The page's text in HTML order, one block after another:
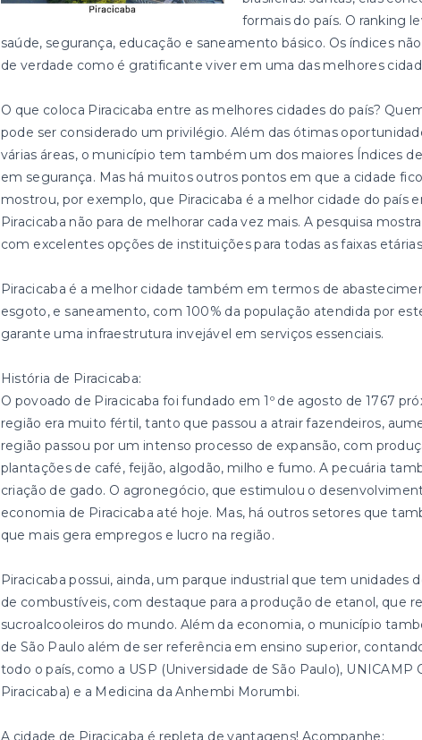
formais do país. O ranking
saúde, segurança, educação e saneamento básico. Os índices
de verdade como é gratificante viver em uma das melhores
O que coloca Piracicaba entre as melhores cidades do país?
pode ser considerado um privilégio. Além das ótimas
várias áreas, o município tem também um dos maiores Índices
em segurança. Mas há muitos outros pontos em que a cidade
mostrou, por exemplo, que Piracicaba é a melhor cidade do país
Piracicaba não para de melhorar cada vez mais. A pesquisa
com excelentes opções de instituições para todas as faixas
Piracicaba é a melhor cidade também em termos de
esgoto, e saneamento, com 100% da população atendida por
garante uma infraestrutura invejável em serviços essenciais.
História de Piracicaba:
O povoado de Piracicaba foi fundado em 1º de agosto de 1767
região era muito fértil, tanto que passou a atrair fazendeiros,
região passou por um intenso processo de expansão, com
plantações de café, feijão, algodão, milho e fumo. A pecuária
criação de gado. O agronegócio, que estimulou o
economia de Piracicaba até hoje. Mas, há outros setores que
que mais gera empregos e lucro na região.
Piracicaba possui, ainda, um parque industrial que tem
de combustíveis, com destaque para a produção de etanol, que
sucroalcooleiros do mundo. Além da economia, o município
de São Paulo além de ser referência em ensino superior,
todo o país, como a USP (Universidade de São Paulo),
Piracicaba) e a Medicina da Anhembi Morumbi.
A cidade de Piracicaba é repleta de vantagens! Acompanhe: